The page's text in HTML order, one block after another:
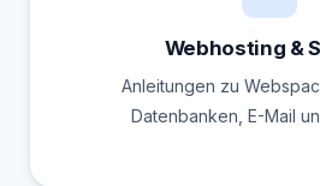
Webhosting &
Anleitungen zu
Datenbanken, E-Mail